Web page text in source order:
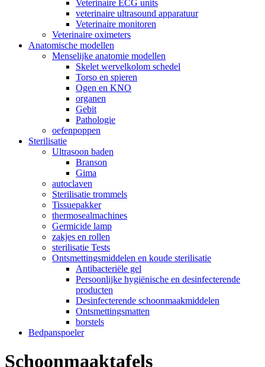
Veterinaire ECG units
veterinaire ultrasound apparatuur
Veterinaire monitoren
Veterinaire oximeters
Anatomische modellen
Menselijke anatomie modellen
Skelet wervelkolom schedel
Torso en spieren
Ogen en KNO
organen
Gebit
Pathologie
oefenpoppen
Sterilisatie
Ultrasoon baden
Branson
Gima
autoclaven
Sterilisatie trommels
Tissuepakker
thermosealmachines
Germicide lamp
zakjes en rollen
sterilisatie Tests
Ontsmettingsmiddelen en koude sterilisatie
Antibacteriële gel
Persoonlijke hygiënische en desinfecterende
producten
Desinfecterende schoonmaakmiddelen
Ontsmettingsmatten
borstels
Bedpanspoeler
Schoonmaaktafels